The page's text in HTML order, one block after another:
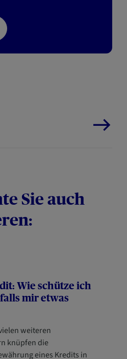
Sie auch
Wie schütze ich
mir etwas
weiteren
knüpfen die
eines Kredits in